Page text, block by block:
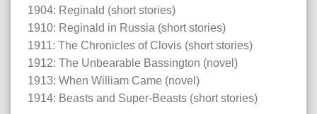
1904: Reginald (short stories)
1910: Reginald in Russia (short stories)
1911: The Chronicles of Clovis (short stories)
1912: The Unbearable Bassington (novel)
1913: When William Came (novel)
1914: Beasts and Super-Beasts (short stories)